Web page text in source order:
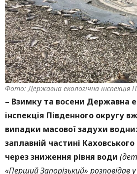
Фото: Державна екологічна інспекція
– Взимку та восени Державна
інспекція Південного округу
випадки масової задухи
заплавній частині
через зниження рівня води
«Перший Запорізький» розповідав